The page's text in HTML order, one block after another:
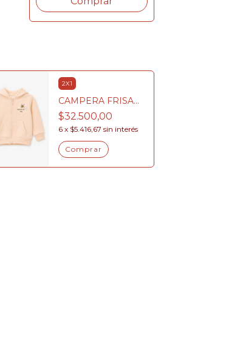
2X1
CAMPERA FRISA
ABEJITA
$32.500,00
6 x $5.416,67 sin interés
Comprar